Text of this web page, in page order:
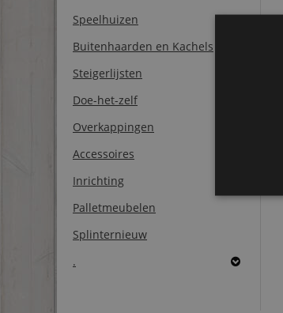
Speelhuizen
Buitenhaarden en Kachels
Steigerlijsten
Doe-het-zelf
Overkappingen
Accessoires
Inrichting
Palletmeubelen
Splinternieuw
.